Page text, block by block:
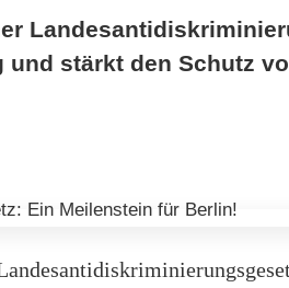
und stärkt den Schutz